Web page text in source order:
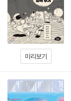
미리보기